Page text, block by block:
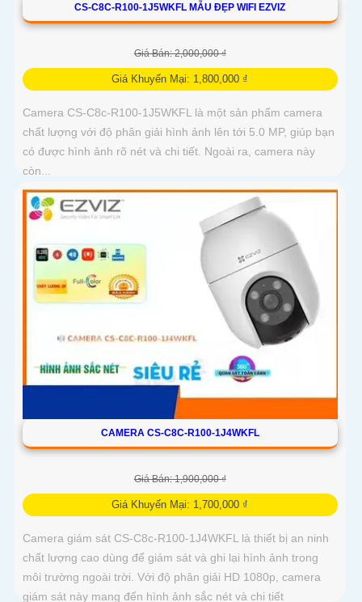
CS-C8C-R100-1J5WKFL MẪU ĐẸP WIFI EZVIZ
Giá Bán: 2,000,000 ₫
Giá Khuyến Mại: 1,800,000 ₫
Camera CS-C8c-R100-1J5WKFL là một sản phẩm camera
chất lượng với độ phân giải hình ảnh lên tới 5.0 MP, giúp bạn
có được hình ảnh rõ nét và chi tiết. Ngoài ra, camera này
còn...
CAMERA CS-C8C-R100-1J4WKFL
Giá Bán: 1,900,000 ₫
Giá Khuyến Mại: 1,700,000 ₫
Camera giám sát CS-C8c-R100-1J4WKFL là thiết bị an ninh
chất lượng cao dùng để giám sát và ghi lại hình ảnh trong
môi trường ngoài trời. Với độ phân giải HD 1080p, camera
giám sát này mang đến hình ảnh sắc nét và chi tiết